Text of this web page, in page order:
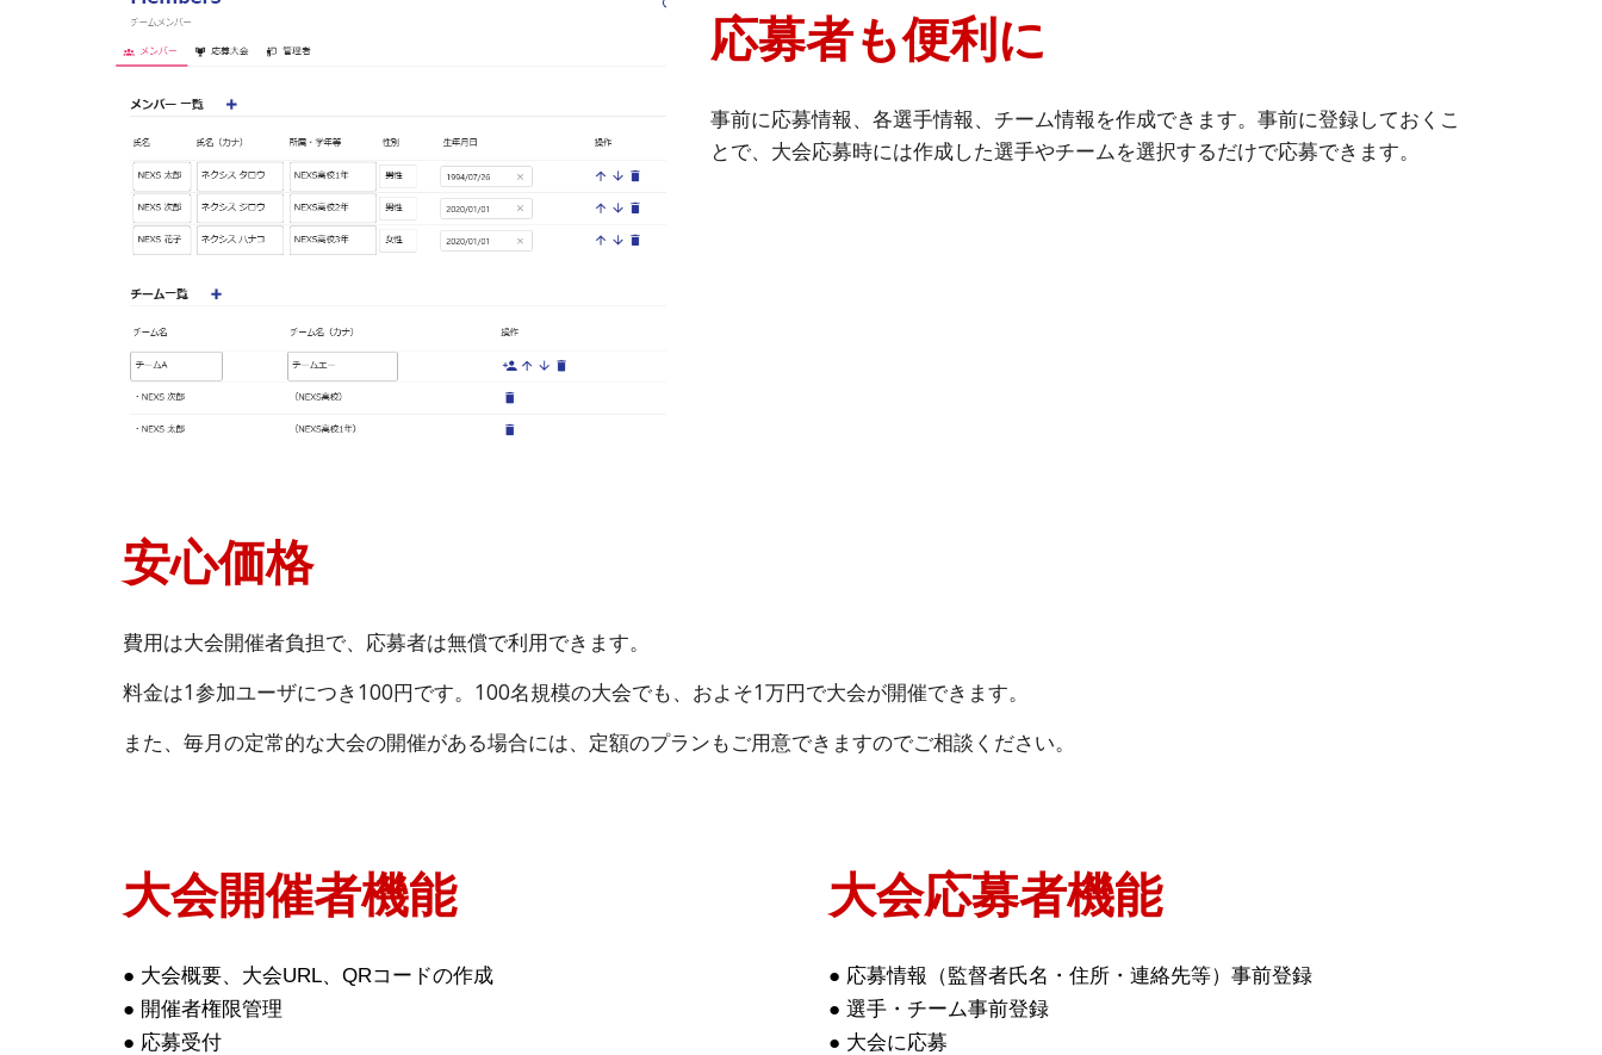
応募者も便利に
事前に応募情報、各選手情報、チーム情報を作成できます。事前に登録しておくこ
とで、大会応募時には作成した選手やチームを選択するだけで応募できます。
安心価格
費用は大会開催者負担で、応募者は無償で利用できます。
料金は1参加ユーザにつき100円です。100名規模の大会でも、およそ1万円で大会が開催できます。
また、毎月の定常的な大会の開催がある場合には、定額のプランもご用意できますのでご相談ください。
大会開催者機能
● 大会概要、大会URL、QRコードの作成
● 開催者権限管理
● 応募受付
大会応募者機能
● 応募情報（監督者氏名・住所・連絡先等）事前登録
● 選手・チーム事前登録
● 大会に応募